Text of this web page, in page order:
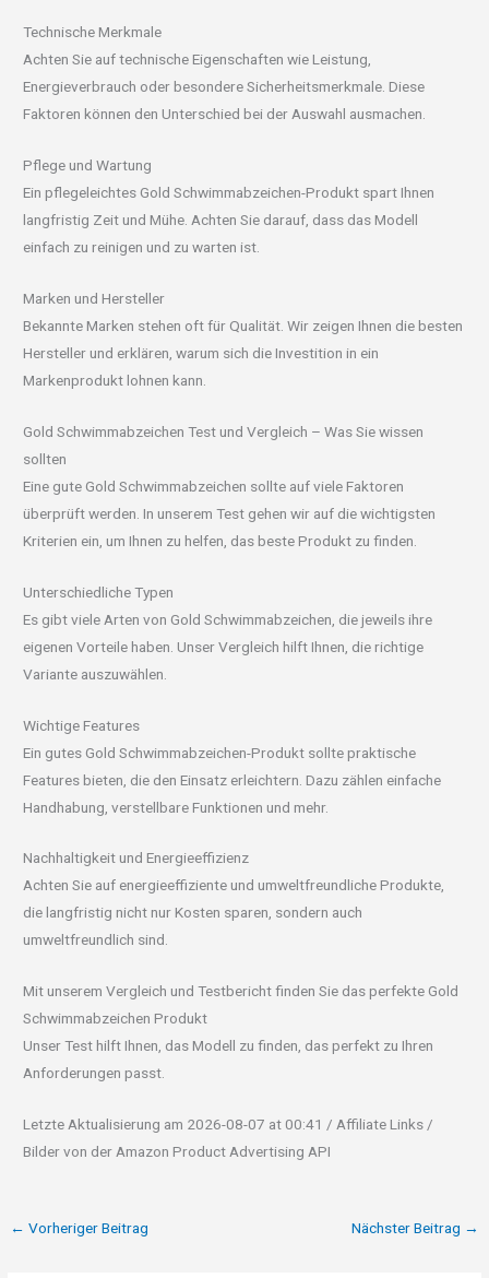
Technische Merkmale
Achten Sie auf technische Eigenschaften wie Leistung,
Energieverbrauch oder besondere Sicherheitsmerkmale. Diese
Faktoren können den Unterschied bei der Auswahl ausmachen.
Pflege und Wartung
Ein pflegeleichtes Gold Schwimmabzeichen-Produkt spart Ihnen
langfristig Zeit und Mühe. Achten Sie darauf, dass das Modell
einfach zu reinigen und zu warten ist.
Marken und Hersteller
Bekannte Marken stehen oft für Qualität. Wir zeigen Ihnen die besten
Hersteller und erklären, warum sich die Investition in ein
Markenprodukt lohnen kann.
Gold Schwimmabzeichen Test und Vergleich – Was Sie wissen
sollten
Eine gute Gold Schwimmabzeichen sollte auf viele Faktoren
überprüft werden. In unserem Test gehen wir auf die wichtigsten
Kriterien ein, um Ihnen zu helfen, das beste Produkt zu finden.
Unterschiedliche Typen
Es gibt viele Arten von Gold Schwimmabzeichen, die jeweils ihre
eigenen Vorteile haben. Unser Vergleich hilft Ihnen, die richtige
Variante auszuwählen.
Wichtige Features
Ein gutes Gold Schwimmabzeichen-Produkt sollte praktische
Features bieten, die den Einsatz erleichtern. Dazu zählen einfache
Handhabung, verstellbare Funktionen und mehr.
Nachhaltigkeit und Energieeffizienz
Achten Sie auf energieeffiziente und umweltfreundliche Produkte,
die langfristig nicht nur Kosten sparen, sondern auch
umweltfreundlich sind.
Mit unserem Vergleich und Testbericht finden Sie das perfekte Gold
Schwimmabzeichen Produkt
Unser Test hilft Ihnen, das Modell zu finden, das perfekt zu Ihren
Anforderungen passt.
Letzte Aktualisierung am 2026-08-07 at 00:41 / Affiliate Links /
Bilder von der Amazon Product Advertising API
← Vorheriger Beitrag Nächster Beitrag →